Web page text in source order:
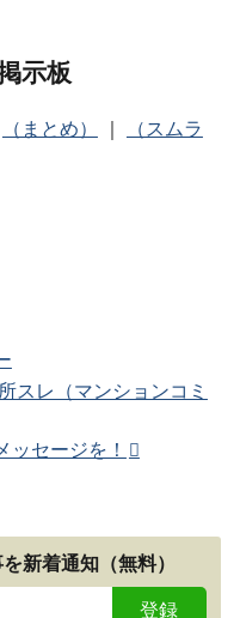
示板
（まとめ） ｜
（スムラ
スレ（マンションコミ
ッセージを！
新着通知（無料）